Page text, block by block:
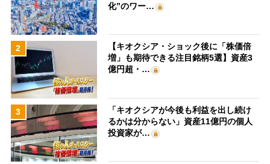
化”のワー…
2
【キオクシア・ショック後に「株価倍
増」も期待できる注目銘柄5選】資産3
億円超・…
3
「キオクシアが今後も利益を出し続け
るかは分からない」資産11億円の個人
投資家が…